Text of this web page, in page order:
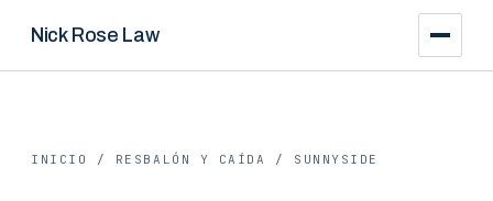
Nick Rose Law
INICIO / RESBALÓN Y CAÍDA / SUNNYSIDE